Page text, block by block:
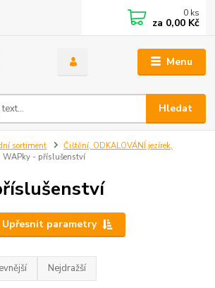
Menu
Hledat
0 ks
za 0,00 Kč
sortiment
Čištění, ODKALOVÁNÍ jezírek,
WAPky - příslušenství
Upřesnit parametry
Nejdražší